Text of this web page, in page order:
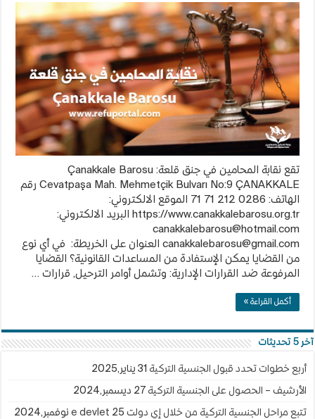
المحامين
في
جنق
قلعة
Çanakkale
Barosu
مغلقة
تقع نقابة المحامين في جنق قلعة: Çanakkale Barosu
Cevatpaşa Mah. Mehmetçik Bulvarı No:9 ÇANAKKALE رقم
الهاتف: 0286 212 71 71 الموقع الالكتروني:
https://www.canakkalebarosu.org.tr البريد الالكتروني:
canakkalebarosu@hotmail.com
canakkalebarosu@gmail.com العنوان على الخريطة: في أي نوع
من القضايا يمكن الإستفادة من المساعدات القانونية؟ القضايا
المرفوعة ضد القرارات الإدارية: وتشمل أوامر الترحيل, قرارات …
أكمل القراءة »
آخر 5 تحديثات
أربع خطوات تحدد قبول الجنسية التركية 31 يناير,2025
الأرشيف – الحصول على الجنسية التركية 27 ديسمبر,2024
تتبع مراحل الجنسية التركية من خلال إي دولت e devlet 25 نوفمبر,2024